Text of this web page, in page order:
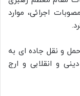
اجرائی، موارد
و نقل جاده ای به
و انقلابی و ارج